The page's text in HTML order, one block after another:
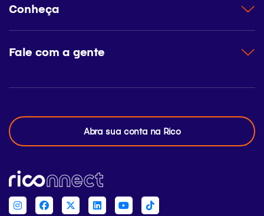
Conheça
Fale com a gente
Abra sua conta na Rico